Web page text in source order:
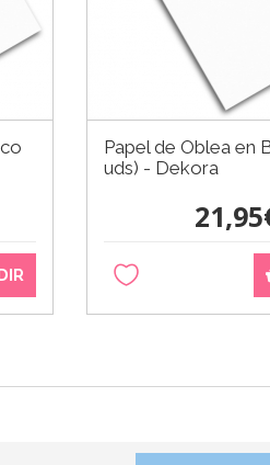
Papel de Oblea en
uds) - Dekora